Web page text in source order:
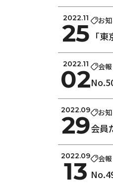
2022.11
25 お
「
2022.11
02 会報
2022.09
29 お
会員
2022.09
13 会報